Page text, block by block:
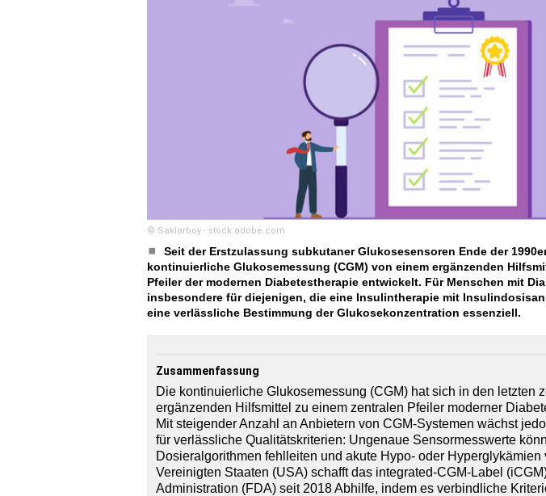
© Saklarboy - stock.adobe.com
Seit der Erstzulassung subkutaner Glukosesensoren Ende der
kontinuierliche Glukosemessung (CGM) von einem ergänzenden
Pfeiler der modernen Diabetestherapie entwickelt. Für Menschen mit
insbesondere für diejenigen, die eine Insulintherapie mit
eine verlässliche Bestimmung der Glukosekonzentration essenziell.
Zusammenfassung
Die kontinuierliche Glukosemessung (CGM) hat sich in den letzten
ergänzenden Hilfsmittel zu einem zentralen Pfeiler moderner
Mit steigender Anzahl an Anbietern von CGM-Systemen wächst
für verlässliche Qualitätskriterien: Ungenaue Sensormesswerte
Dosieralgorithmen fehlleiten und akute Hypo- oder Hyperglykämien
Vereinigten Staaten (USA) schafft das integrated-CGM-Label
Administration (FDA) seit 2018 Abhilfe, indem es verbindliche